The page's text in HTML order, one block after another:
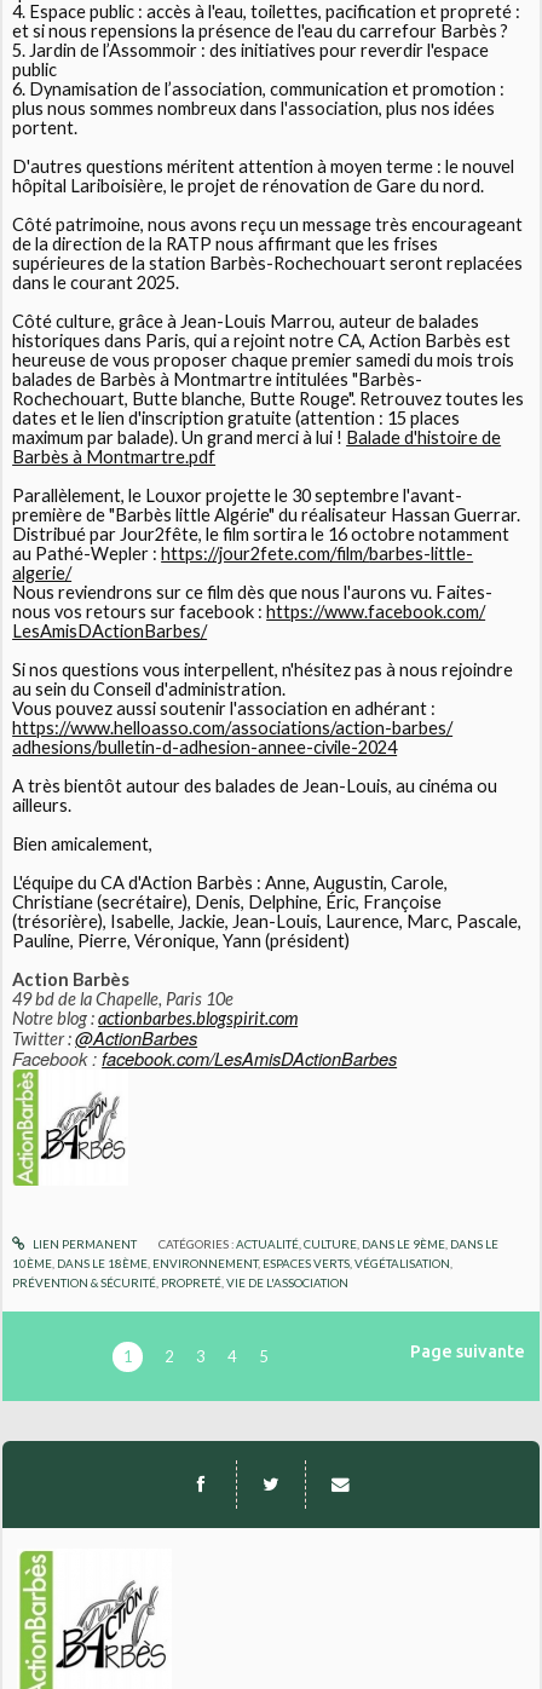
4. Espace public : accès à l'eau, toilettes, pacification et propreté :
et si nous repensions la présence de l'eau du carrefour Barbès ?
5. Jardin de l’Assommoir : des initiatives pour reverdir l'espace
public
6. Dynamisation de l’association, communication et promotion :
plus nous sommes nombreux dans l'association, plus nos idées
portent.
D'autres questions méritent attention à moyen terme : le nouvel
hôpital Lariboisière, le projet de rénovation de Gare du nord.
Côté patrimoine, nous avons reçu un message très encourageant
de la direction de la RATP nous affirmant que les frises
supérieures de la station Barbès-Rochechouart seront replacées
dans le courant 2025.
Côté culture, grâce à Jean-Louis Marrou, auteur de balades
historiques dans Paris, qui a rejoint notre CA, Action Barbès est
heureuse de vous proposer chaque premier samedi du mois trois
balades de Barbès à Montmartre intitulées "Barbès-
Rochechouart, Butte blanche, Butte Rouge". Retrouvez toutes les
dates et le lien d'inscription gratuite (attention : 15 places
maximum par balade). Un grand merci à lui ! Balade d'histoire de
Barbès à Montmartre.pdf
Parallèlement, le Louxor projette le 30 septembre l'avant-
première de "Barbès little Algérie" du réalisateur Hassan Guerrar.
Distribué par Jour2fête, le film sortira le 16 octobre notamment
au Pathé-Wepler :https://jour2fete.com/film/barbes-little-
algerie/
Nous reviendrons sur ce film dès que nous l'aurons vu. Faites-
nous vos retours sur facebook :https://www.facebook.com/
LesAmisDActionBarbes/
Si nos questions vous interpellent, n'hésitez pas à nous rejoindre
au sein du Conseil d'administration.
Vous pouvez aussi soutenir l'association en adhérant :
https://www.helloasso.com/associations/action-barbes/
adhesions/bulletin-d-adhesion-annee-civile-2024
A très bientôt autour des balades de Jean-Louis, au cinéma ou
ailleurs.
Bien amicalement,
L'équipe du CA d'Action Barbès : Anne, Augustin, Carole,
Christiane (secrétaire), Denis, Delphine, Éric, Françoise
(trésorière), Isabelle, Jackie, Jean-Louis, Laurence, Marc, Pascale,
Pauline, Pierre, Véronique, Yann (président)
Action Barbès
49 bd de la Chapelle, Paris 10e
Notre blog :actionbarbes.blogspirit.com
Twitter :@ActionBarbes
Facebook :facebook.com/LesAmisDActionBarbes
LIEN PERMANENT CATÉGORIES :ACTUALITÉ, CULTURE, DANS LE 9ÈME, DANS LE
10ÈME DANS LE 18ÈME ENVIRONNEMENT, ESPACES VERTS, VÉGÉTALISATION
PRÉVENTION & SÉCURITÉ PROPRETÉ ,VIE DE L'ASSOCIATION
1 2 3 4 5 Page suivante